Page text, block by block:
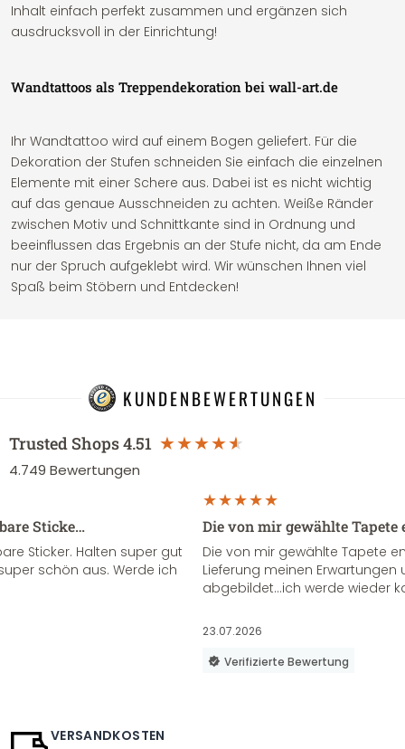
Inhalt einfach perfekt zusammen und ergänzen sich
ausdrucksvoll in der Einrichtung!
Wandtattoos als Treppendekoration bei wall-art.de
Ihr Wandtattoo wird auf einem Bogen geliefert. Für die
Dekoration der Stufen schneiden Sie einfach die einzelnen
Elemente mit einer Schere aus. Dabei ist es nicht wichtig
auf das genaue Ausschneiden zu achten. Weiße Ränder
zwischen Motiv und Schnittkante sind in Ordnung und
beeinflussen das Ergebnis an der Stufe nicht, da am Ende
nur der Spruch aufgeklebt wird. Wir wünschen Ihnen viel
Spaß beim Stöbern und Entdecken!
KUNDENBEWERTUNGEN
Trusted Shops4.51
4.749 Bewertungen
Sticke…
Sticker. Halten super gut
schön aus. Werde ich
Die von mir gewählte
Die von mir gewählte Tapete
Lieferung meinen Erwartungen
abgebildet...ich werde wieder
23.07.2026
Verifizierte Bewertung
VERSANDKOSTEN